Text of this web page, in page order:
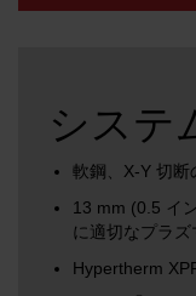
システ
軟鋼、X-Y 切断
13 mm (0.5 イ
に適切なプラ
Hypertherm